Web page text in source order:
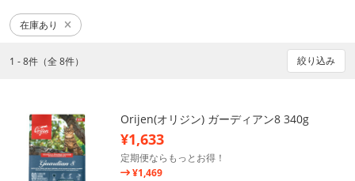
在庫あり
1 - 8件（全 8件） 絞り込み
Orijen(オリジン) ガーディアン8 340g
¥1,633
定期便ならもっとお得！
¥1,469